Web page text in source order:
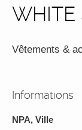
WHITE
Vêtements &
Informations
NPA, Ville